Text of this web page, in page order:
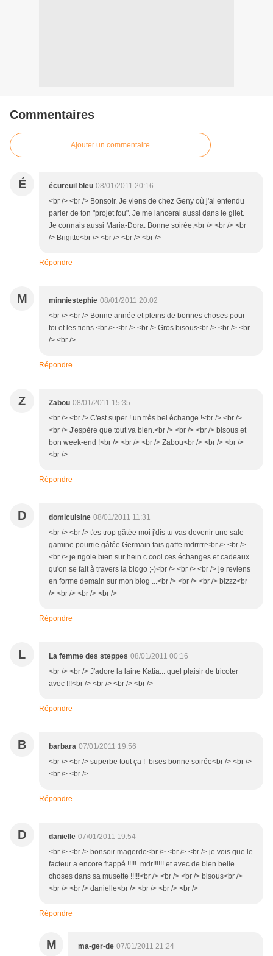
Commentaires
Ajouter un commentaire
É écureuil bleu 08/01/2011 20:16
<br /> <br /> Bonsoir. Je viens de chez Geny où j'ai entendu
parler de ton "projet fou". Je me lancerai aussi dans le gilet.
Je connais aussi Maria-Dora. Bonne soirée,<br /> <br /> <br
/> Brigitte<br /> <br /> <br /> <br />
Répondre
M minniestephie 08/01/2011 20:02
<br /> <br /> Bonne année et pleins de bonnes choses pour
toi et les tiens.<br /> <br /> <br /> Gros bisous<br /> <br /> <br
/> <br />
Répondre
Z Zabou 08/01/2011 15:35
<br /> <br /> C'est super ! un très bel échange !<br /> <br />
<br /> J'espère que tout va bien.<br /> <br /> <br /> bisous et
bon week-end !<br /> <br /> <br /> Zabou<br /> <br /> <br />
<br />
Répondre
D domicuisine 08/01/2011 11:31
<br /> <br /> t'es trop gâtée moi j'dis tu vas devenir une sale
gamine pourrie gâtée Germain fais gaffe mdrrrrr<br /> <br />
<br /> je rigole bien sur hein c cool ces échanges et cadeaux
qu'on se fait à travers la blogo ;-)<br /> <br /> <br /> je reviens
en forme demain sur mon blog ...<br /> <br /> <br /> bizzz<br
/> <br /> <br /> <br />
Répondre
L La femme des steppes 08/01/2011 00:16
<br /> <br /> J'adore la laine Katia... quel plaisir de tricoter
avec !!!<br /> <br /> <br /> <br />
Répondre
B barbara 07/01/2011 19:56
<br /> <br /> superbe tout ça ! bises bonne soirée<br /> <br />
<br /> <br />
Répondre
D danielle 07/01/2011 19:54
<br /> <br /> bonsoir magerde<br /> <br /> <br /> je vois que le
facteur a encore frappé !!!!! mdr!!!!!! et avec de bien belle
choses dans sa musette !!!!!<br /> <br /> <br /> bisous<br />
<br /> <br /> danielle<br /> <br /> <br /> <br />
Répondre
M ma-ger-de 07/01/2011 21:24